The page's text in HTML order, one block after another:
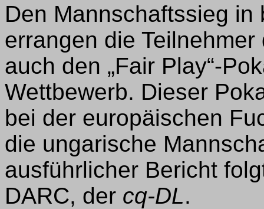
Den Mannschaftssieg
errangen die
auch den „Fair Play“-
Wettbewerb. Dieser
bei der europäischen
die ungarische
ausführlicher Bericht
DARC, der cq-DL.